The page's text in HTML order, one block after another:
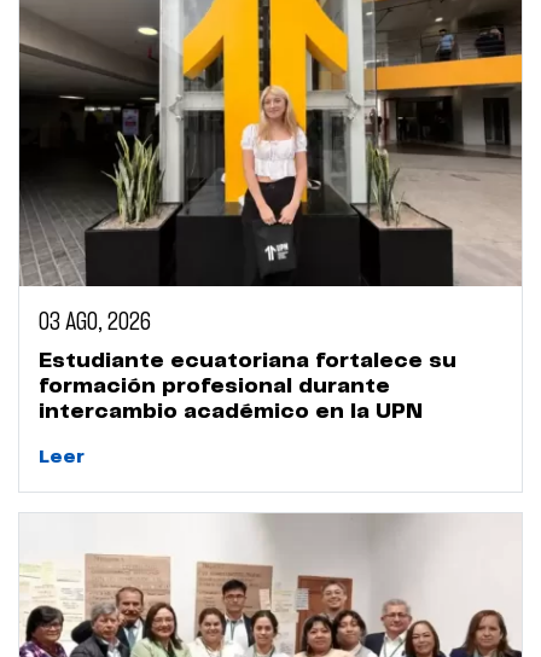
03 AGO, 2026
Estudiante ecuatoriana fortalece su
formación profesional durante
intercambio académico en la UPN
Leer